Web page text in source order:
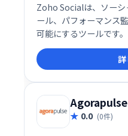
Zoho Socialは、ソーシ
ール、パフォーマンス
可能にするツールです
を常に把握し、分析に
す。ソーシャルメディ
果最大化を実現します。
Agorapulse
0.0 (0件)